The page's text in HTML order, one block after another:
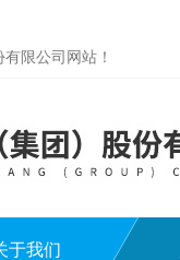
限公司网站！
于我们